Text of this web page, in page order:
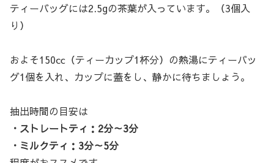
ティーバッグには2.5gの茶葉が入っています。（3個入
り）
およそ150㏄（ティーカップ1杯分）の熱湯にティーバッ
グ1個を入れ、カップに蓋をし、静かに待ちましょう。
抽出時間の目安は
・ストレートティ：2分～3分
・ミルクティ：3分～5分